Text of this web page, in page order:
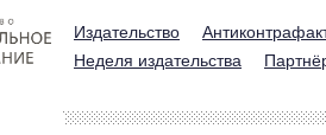
Издательство
Неделя издательства